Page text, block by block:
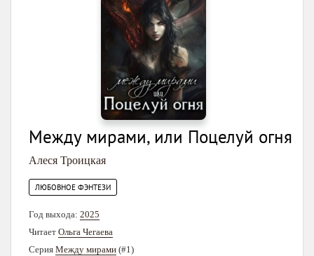
Между мирами, или Поцелуй огня
Алеся Троицкая
ЛЮБОВНОЕ ФЭНТЕЗИ
Год выхода: 2025
Читает Ольга Чегаева
Серия Между мирами (#1)